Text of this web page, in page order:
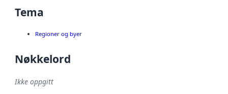
Tema
Regioner og byer
Nøkkelord
Ikke oppgitt